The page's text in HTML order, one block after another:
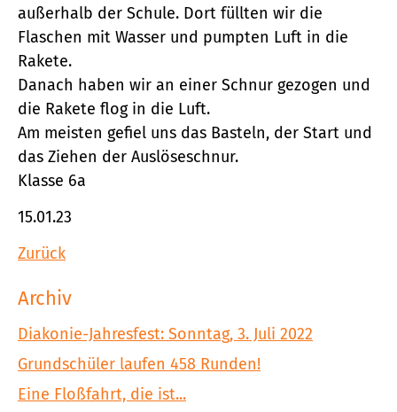
außerhalb der Schule. Dort füllten wir die
Flaschen mit Wasser und pumpten Luft in die
Rakete.
Danach haben wir an einer Schnur gezogen und
die Rakete flog in die Luft.
Am meisten gefiel uns das Basteln, der Start und
das Ziehen der Auslöseschnur.
Klasse 6a
15.01.23
Zurück
Archiv
Diakonie-Jahresfest: Sonntag, 3. Juli 2022
Grundschüler laufen 458 Runden!
Eine Floßfahrt, die ist...